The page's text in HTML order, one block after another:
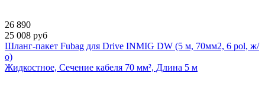
26 890
25 008 руб
Шланг-пакет Fubag для Drive INMIG DW (5 м, 70мм2, 6 pol, ж/
о)
Жидкостное, Сечение кабеля 70 мм², Длина 5 м